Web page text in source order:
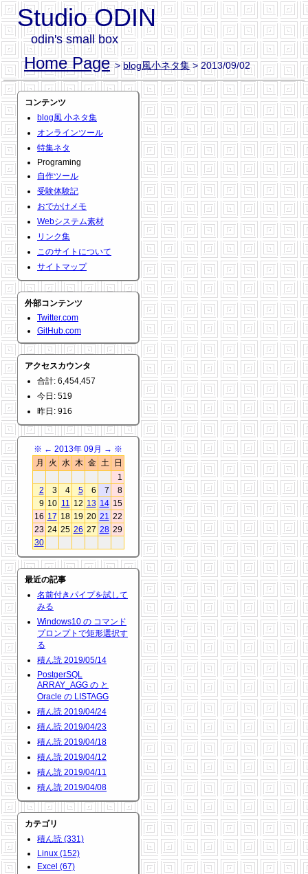
Studio ODIN
odin's small box
Home Page >blog風小ネタ集> 2013/09/02
コンテンツ
blog風 小ネタ集
オンラインツール
特集ネタ
Programing
自作ツール
受験体験記
おでかけメモ
Webシステム素材
リンク集
このサイトについて
サイトマップ
外部コンテンツ
Twitter.com
GitHub.com
アクセスカウンタ
合計: 6,454,457
今日: 519
昨日: 916
※ ← 2013年 09月 → ※
月
火 水 木 金 土
日
1
2
3 4 5 6 7
8
9 10 11 12 13 14 15
16 17 18 19 20 21 22
23 24 25 26 27 28 29
30
最近の記事
名前付きパイプを試して
みる
Windows10 の コマンド
プロンプトで矩形選択す
る
積ん読 2019/05/14
PostgerSQL
ARRAY_AGG の と
Oracle の LISTAGG
積ん読 2019/04/24
積ん読 2019/04/23
積ん読 2019/04/18
積ん読 2019/04/12
積ん読 2019/04/11
積ん読 2019/04/08
カテゴリ
積ん読 (331)
Linux (152)
Excel (67)